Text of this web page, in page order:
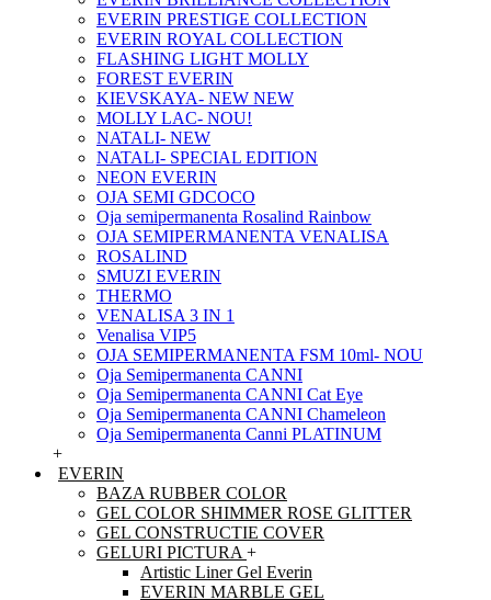
EVERIN PRESTIGE COLLECTION
EVERIN ROYAL COLLECTION
FLASHING LIGHT MOLLY
FOREST EVERIN
KIEVSKAYA- NEW NEW
MOLLY LAC- NOU!
NATALI- NEW
NATALI- SPECIAL EDITION
NEON EVERIN
OJA SEMI GDCOCO
Oja semipermanenta Rosalind Rainbow
OJA SEMIPERMANENTA VENALISA
ROSALIND
SMUZI EVERIN
THERMO
VENALISA 3 IN 1
Venalisa VIP5
OJA SEMIPERMANENTA FSM 10ml- NOU
Oja Semipermanenta CANNI
Oja Semipermanenta CANNI Cat Eye
Oja Semipermanenta CANNI Chameleon
Oja Semipermanenta Canni PLATINUM
+
EVERIN
BAZA RUBBER COLOR
GEL COLOR SHIMMER ROSE GLITTER
GEL CONSTRUCTIE COVER
GELURI PICTURA +
Artistic Liner Gel Everin
EVERIN MARBLE GEL